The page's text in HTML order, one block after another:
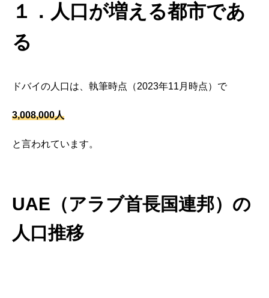
１．人口が増える都市であ
る
ドバイの人口は、執筆時点（2023年11月時点）で
3,008,000人
と言われています。
UAE（アラブ首長国連邦）の
人口推移